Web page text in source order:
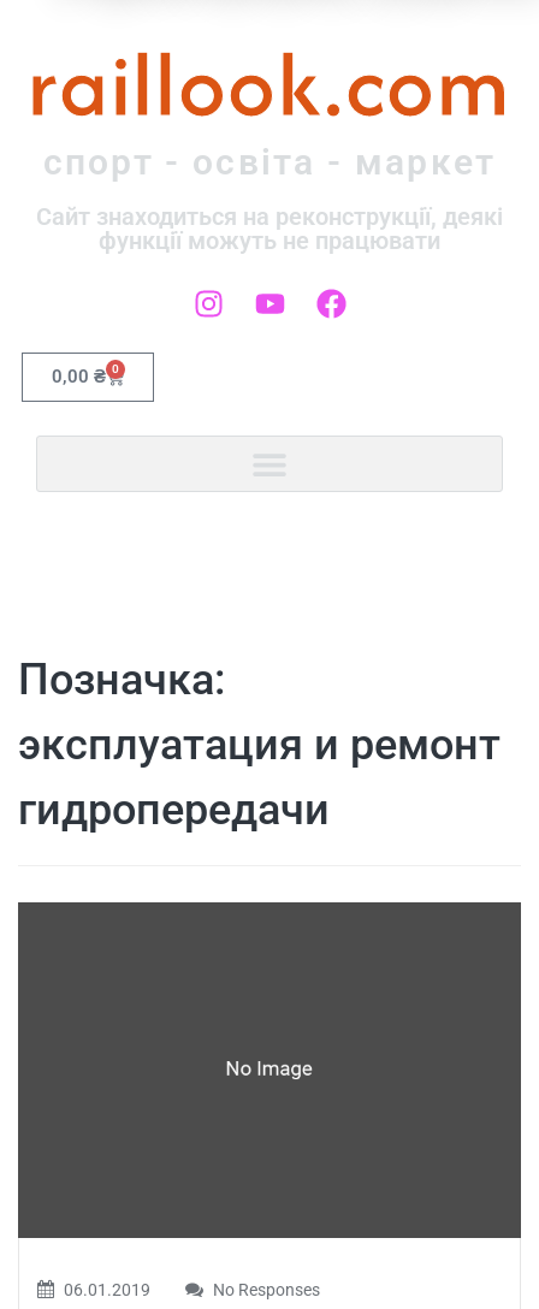
raillook.com
спорт - освіта - маркет
Сайт знаходиться на реконструкції, деякі
функції можуть не працювати
0,00 ₴ 0
Позначка:
эксплуатация и ремонт
гидропередачи
06.01.2019 No Responses